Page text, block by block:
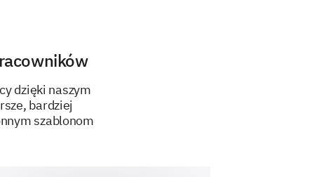
the next 2 years.
dzięki naszym
bardziej
szablonom